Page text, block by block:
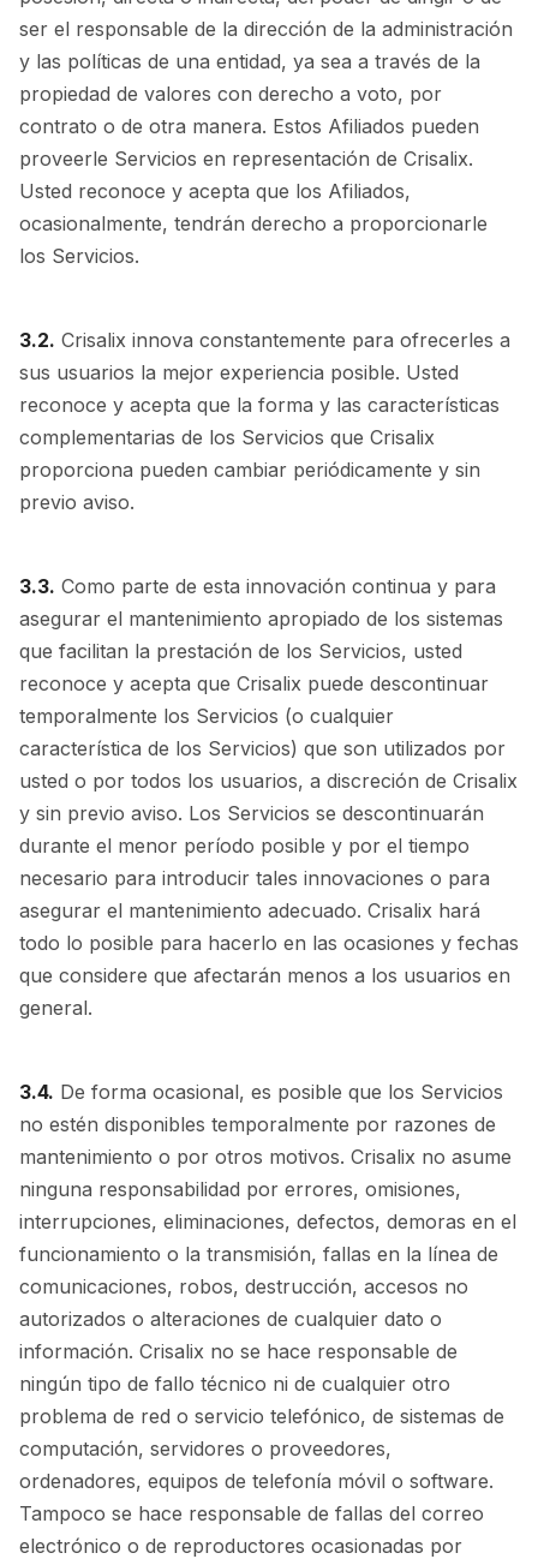
ser el responsable de la dirección de la administración
y las políticas de una entidad, ya sea a través de la
propiedad de valores con derecho a voto, por
contrato o de otra manera. Estos Afiliados pueden
proveerle Servicios en representación de Crisalix.
Usted reconoce y acepta que los Afiliados,
ocasionalmente, tendrán derecho a proporcionarle
los Servicios.
3.2. Crisalix innova constantemente para ofrecerles a
sus usuarios la mejor experiencia posible. Usted
reconoce y acepta que la forma y las características
complementarias de los Servicios que Crisalix
proporciona pueden cambiar periódicamente y sin
previo aviso.
3.3. Como parte de esta innovación continua y para
asegurar el mantenimiento apropiado de los sistemas
que facilitan la prestación de los Servicios, usted
reconoce y acepta que Crisalix puede descontinuar
temporalmente los Servicios (o cualquier
característica de los Servicios) que son utilizados por
usted o por todos los usuarios, a discreción de Crisalix
y sin previo aviso. Los Servicios se descontinuarán
durante el menor período posible y por el tiempo
necesario para introducir tales innovaciones o para
asegurar el mantenimiento adecuado. Crisalix hará
todo lo posible para hacerlo en las ocasiones y fechas
que considere que afectarán menos a los usuarios en
general.
3.4. De forma ocasional, es posible que los Servicios
no estén disponibles temporalmente por razones de
mantenimiento o por otros motivos. Crisalix no asume
ninguna responsabilidad por errores, omisiones,
interrupciones, eliminaciones, defectos, demoras en el
funcionamiento o la transmisión, fallas en la línea de
comunicaciones, robos, destrucción, accesos no
autorizados o alteraciones de cualquier dato o
información. Crisalix no se hace responsable de
ningún tipo de fallo técnico ni de cualquier otro
problema de red o servicio telefónico, de sistemas de
computación, servidores o proveedores,
ordenadores, equipos de telefonía móvil o software.
Tampoco se hace responsable de fallas del correo
electrónico o de reproductores ocasionadas por